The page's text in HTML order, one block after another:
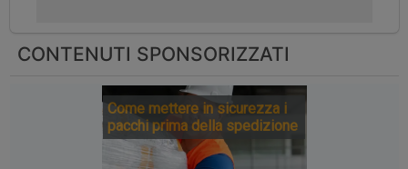
CONTENUTI SPONSORIZZATI
Come mettere in sicurezza i
pacchi prima della spedizione